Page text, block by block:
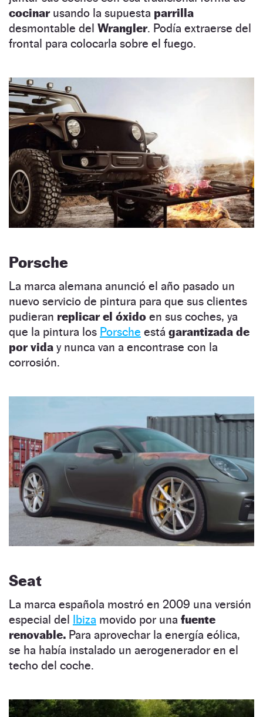
cocinarusando la supuesta parrilla
desmontable del Wrangler. Podía extraerse del
frontal para colocarla sobre el fuego.
Porsche
La marca alemana anunció el año pasado un
nuevo servicio de pintura para que sus clientes
pudieran replicar el óxido en sus coches, ya
que la pintura los Porsche está garantizada de
por vida y nunca van a encontrase con la
corrosión.
Seat
La marca española mostró en 2009 una versión
especial del Ibiza movido por una fuente
renovable. Para aprovechar la energía eólica,
se ha había instalado un aerogenerador en el
techo del coche.